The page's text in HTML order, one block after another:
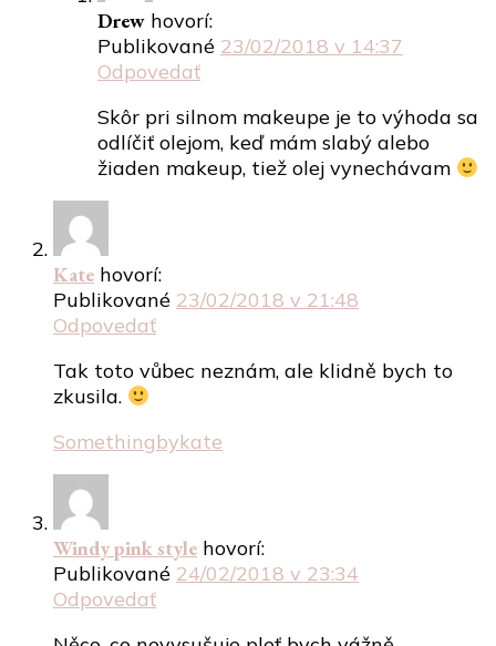
Drew hovorí:
Publikované 23/02/2018 v 14:37
Odpovedať
Skôr pri silnom makeupe je to výhoda sa
odlíčiť olejom, keď mám slabý alebo
žiaden makeup, tiež olej vynechávam
Kate hovorí:
Publikované 23/02/2018 v 21:48
Odpovedať
Tak toto vůbec neznám, ale klidně bych to
zkusila.
Somethingbykate
Windy pink style hovorí:
Publikované 24/02/2018 v 23:34
Odpovedať